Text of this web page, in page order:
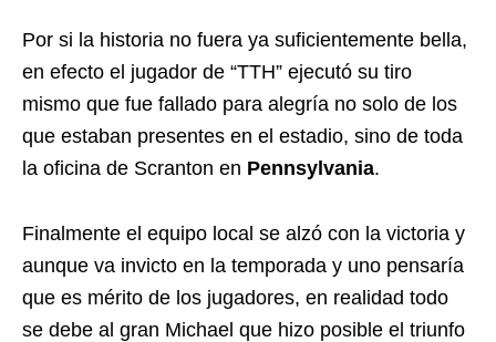
Por si la historia no fuera ya suficientemente bella,
en efecto el jugador de “TTH” ejecutó su tiro
mismo que fue fallado para alegría no solo de los
que estaban presentes en el estadio, sino de toda
la oficina de Scranton en Pennsylvania.
Finalmente el equipo local se alzó con la victoria y
aunque va invicto en la temporada y uno pensaría
que es mérito de los jugadores, en realidad todo
se debe al gran Michael que hizo posible el triunfo